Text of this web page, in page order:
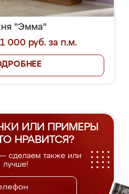
"Эмма"
000 руб. за п.м.
ИЛИ ПРИМЕРЫ
НРАВИТСЯ?
сделаем также или
лучше!